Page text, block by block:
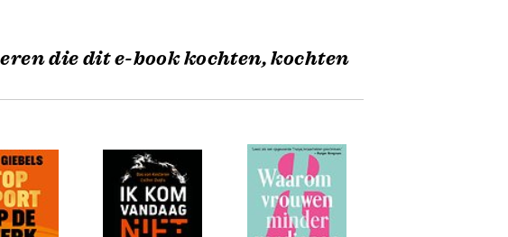
die dit e-book kochten, kochten